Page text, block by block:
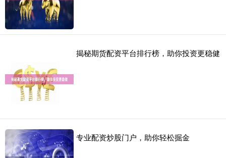
揭秘期货配资平台排行榜，助你投资更稳健
专业配资炒股门户，助你轻松掘金